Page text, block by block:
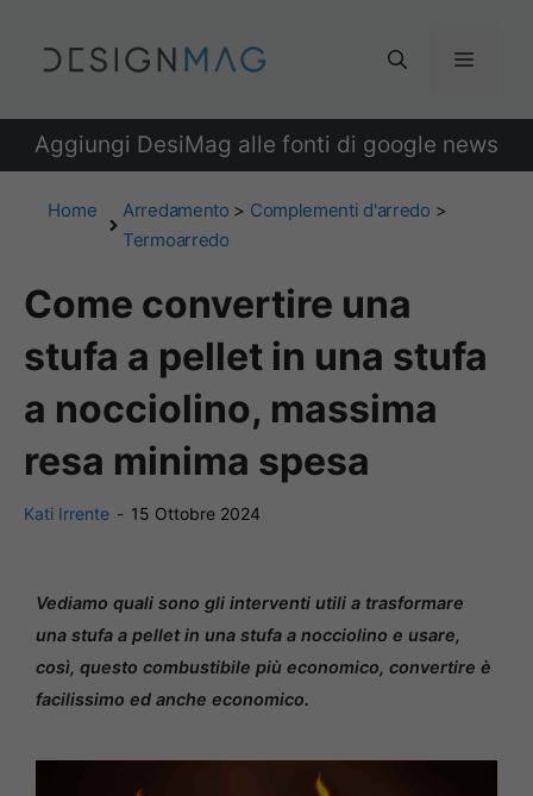
Menu
Aggiungi DesiMag alle fonti di google news
Home Arredamento > Complementi d'arredo >
Termoarredo
Come convertire una
stufa a pellet in una stufa
a nocciolino, massima
resa minima spesa
Kati Irrente - 15 Ottobre 2024
Vediamo quali sono gli interventi utili a trasformare
una stufa a pellet in una stufa a nocciolino e usare,
così, questo combustibile più economico, convertire è
facilissimo ed anche economico.